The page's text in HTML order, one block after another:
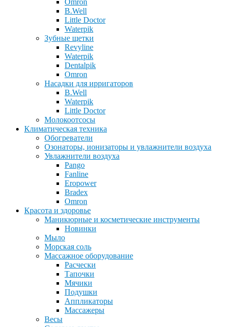
Omron
B.Well
Little Doctor
Waterpik
Зубные щетки
Revyline
Waterpik
Dentalpik
Omron
Насадки для ирригаторов
B.Well
Waterpik
Little Doctor
Молокоотсосы
Климатическая техника
Обогреватели
Озонаторы, ионизаторы и увлажнители воздуха
Увлажнители воздуха
Pango
Fanline
Eropower
Bradex
Omron
Красота и здоровье
Маникюрные и косметические инструменты
Новинки
Мыло
Морская соль
Массажное оборудование
Расчески
Тапочки
Мячики
Подушки
Аппликаторы
Массажеры
Весы